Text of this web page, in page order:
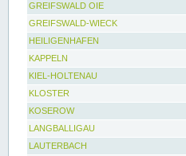
GREIFSWALD OIE
GREIFSWALD-WIECK
HEILIGENHAFEN
KAPPELN
KIEL-HOLTENAU
KLOSTER
KOSEROW
LANGBALLIGAU
LAUTERBACH